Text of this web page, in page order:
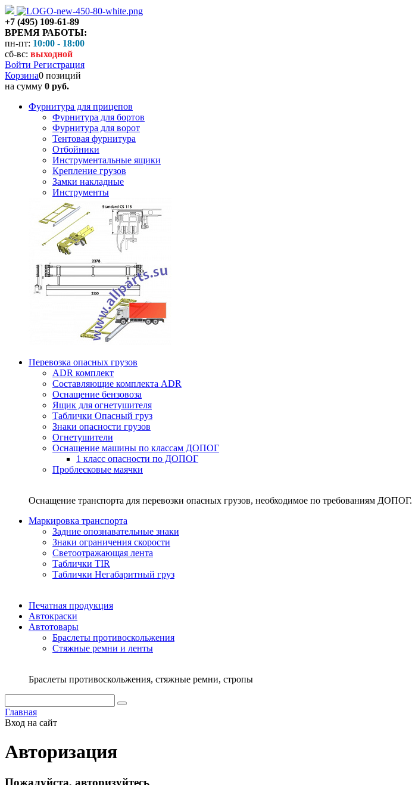
+7 (495) 109-61-89
ВРЕМЯ РАБОТЫ:
пн-пт: 10:00 - 18:00
сб-вс: выходной
Войти Регистрация
Корзина0 позиций
на сумму 0 руб.
Фурнитура для прицепов
Фурнитура для бортов
Фурнитура для ворот
Тентовая фурнитура
Отбойники
Инструментальные ящики
Крепление грузов
Замки накладные
Инструменты
Перевозка опасных грузов
ADR комплект
Составляющие комплекта ADR
Оснащение бензовоза
Ящик для огнетушителя
Таблички Опасный груз
Знаки опасности грузов
Огнетушители
Оснащение машины по классам ДОПОГ
1 класс опасности по ДОПОГ
Проблесковые маячки
Оснащение транспорта для перевозки опасных грузов, необходимое по требованиям ДОПОГ.
Маркировка транспорта
Задние опознавательные знаки
Знаки ограничения скорости
Светоотражающая лента
Таблички TIR
Таблички Негабаритный груз
Печатная продукция
Автокраски
Автотовары
Браслеты противоскольжения
Стяжныe ремни и ленты
Браслеты противоскольжения, стяжные ремни, стропы
Главная
Вход на сайт
Авторизация
Пожалуйста, авторизуйтесь